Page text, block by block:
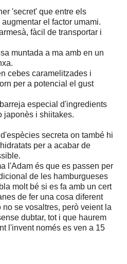
'secret' que entre els
el factor umami.
fàcil de transportar i
muntada a ma amb en un
cebes caramelitzades i
per a potencial el gust
especial d'ingredients
japonès i shiitakes.
secreta on també hi
per a acabar de
l'Adam és que es passen per
de les hamburgueses
molt bé si es fa amb un cert
de fer una cosa diferent
se vosaltres, però veient la
dubtar, tot i que haurem
l'invent només es ven a 15